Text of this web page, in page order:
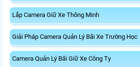
Lắp Camera Giữ Xe Thông Minh
Giải Pháp Camera Quản Lý Bãi Xe Trường Học
Camera Quản Lý Bãi Giữ Xe Công Ty